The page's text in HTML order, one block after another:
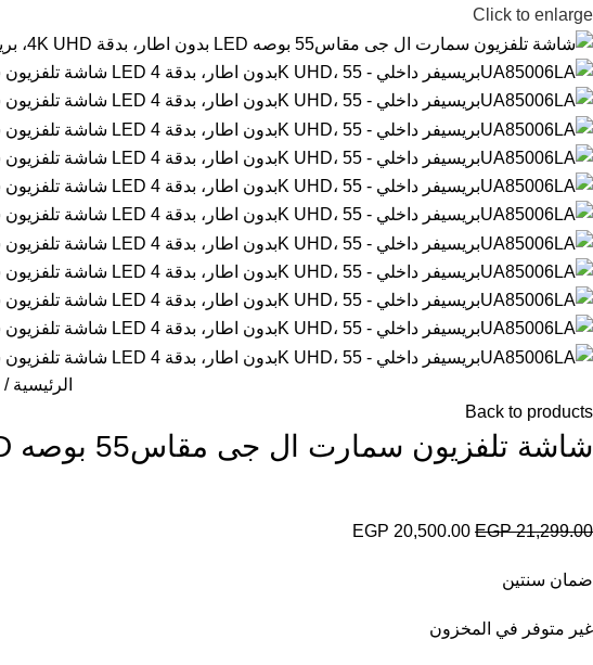
Click to enlarge
الرئيسية
Back to products
شاشة تلفزيون سمارت ال جى مقاس55 بوصه LED بدون اطار، بدقة 4K UHD، بريسيفر داخلي – 55UA85006LA
EGP21,299.00
EGP 20,500.00
ضمان سنتين
غير متوفر في المخزون